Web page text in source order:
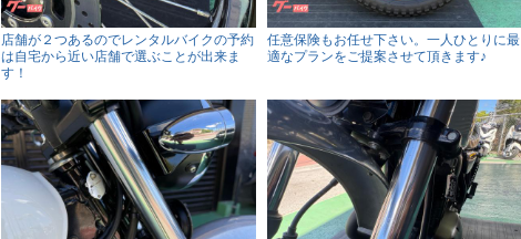
店舗が２つあるのでレンタルバイクの予約
は自宅から近い店舗で選ぶことが出来ま
す！
任意保険もお任せ下さい。一人ひとりに最
適なプランをご提案させて頂きます♪